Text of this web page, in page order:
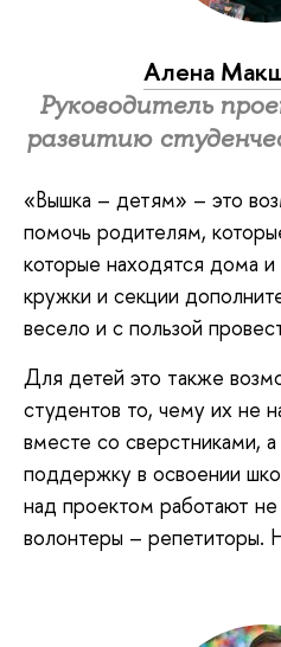
Алена
Руководитель
развитию
«Вышка – детям» – это
помочь родителям,
которые находятся дома
кружки и секции
весело и с пользой
Для детей это также
студентов то, чему их не
вместе со сверстниками,
поддержку в освоении
над проектом работают
волонтеры – репетиторы.